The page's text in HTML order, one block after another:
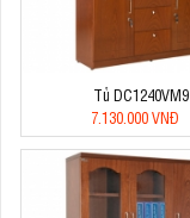
Tủ DC1240VM9
7.130.000 VNĐ